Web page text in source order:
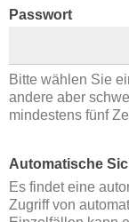
Passwort
Bitte wählen Sie
andere aber
mindestens fünf
Automatische
Es findet eine
Zugriff von